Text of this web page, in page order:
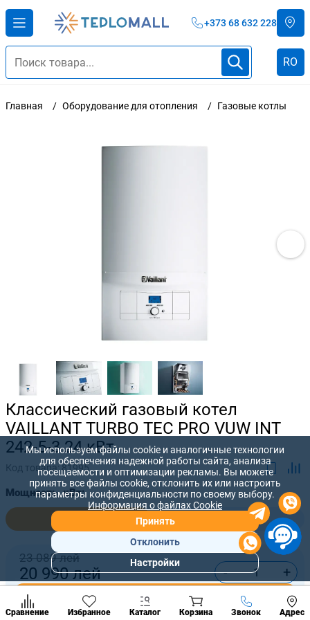
+373 68 632 228
RO
Главная Оборудование для отопления Газовые котлы
Классический газовый котел
VAILLANT TURBO TEC PRO VUW INT
242-5-3 24 кВт
Код товара:81995
Мощность, кВт:
23 089 лей
20 990лей - +
Купить сейчас
Сравнение Избранное Каталог Корзина Звонок Адрес
Позвонить
разделы
Мы используем файлы cookie и аналогичные технологии
для обеспечения надежной работы сайта, анализа
посещаемости и оптимизации рекламы. Вы можете
принять все файлы cookie, отклонить их или настроить
параметры конфиденциальности по своему выбору.
Информация о файлах Cookie
Принять
Отклонить
Настройки